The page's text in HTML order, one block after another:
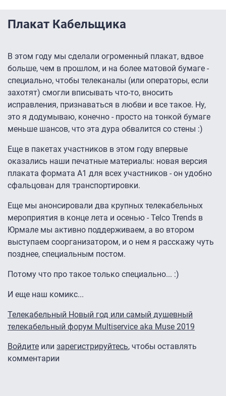
Плакат Кабельщика
В этом году мы сделали огроменный плакат, вдвое
больше, чем в прошлом, и на более матовой бумаге -
специально, чтобы телеканалы (или операторы, если
захотят) смогли вписывать что-то, вносить
исправления, признаваться в любви и все такое. Ну,
это я додумываю, конечно - просто на тонкой бумаге
меньше шансов, что эта дура обвалится со стены :)
Еще в пакетах участников в этом году впервые
оказались наши печатные материалы: новая версия
плаката формата А1 для всех участников - он удобно
сфальцован для транспортировки.
Еще мы анонсировали два крупных телекабельных
мероприятия в конце лета и осенью - Telco Trends в
Юрмале мы активно поддерживаем, а во втором
выступаем соорганизатором, и о нем я расскажу чуть
позднее, специальным постом.
Потому что про такое только специально... :)
И еще наш комикс...
Телекабельный Новый год или самый душевный
телекабельный форум Multiservice aka Muse 2019
Войдите или зарегистрируйтесь, чтобы оставлять
комментарии